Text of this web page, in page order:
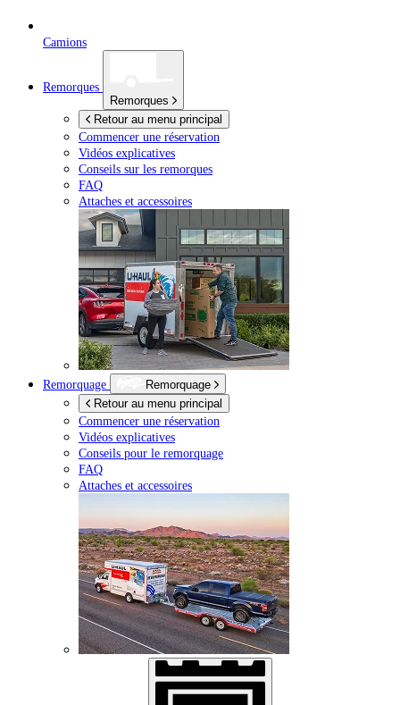
Camions
Remorques
Remorques
Retour au menu principal
Commencer une réservation
Vidéos explicatives
Conseils sur les remorques
FAQ
Attaches et accessoires
Remorquage
Remorquage
Retour au menu principal
Commencer une réservation
Vidéos explicatives
Conseils pour le remorquage
FAQ
Attaches et accessoires